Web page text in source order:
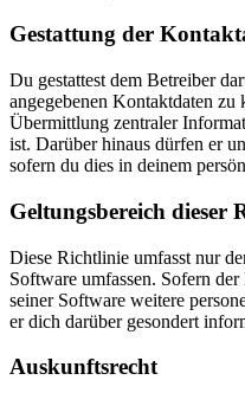
Gestattung der
Du gestattest dem Betreiber
angegebenen Kontaktdaten zu
Übermittlung zentraler
ist. Darüber hinaus dürfen er
sofern du dies in deinem
Geltungsbereich dieser
Diese Richtlinie umfasst nur
Software umfassen. Sofern
seiner Software weitere
er dich darüber gesondert
Auskunftsrecht